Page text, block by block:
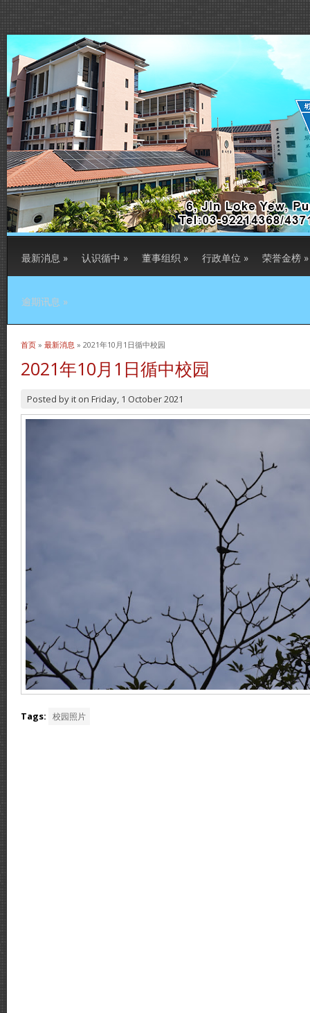
最新消息 » 认识循中 » 董事组织 » 行政单位 » 荣誉金榜 »
逾期讯息 »
当前位置
首页 » 最新消息 » 2021年10月1日循中校园
2021年10月1日循中校园
Posted byit on Friday, 1 October 2021
Tags: 校园照片